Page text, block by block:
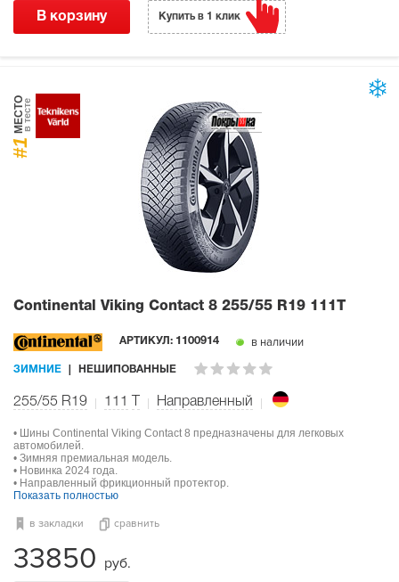
В корзину Купить в 1 клик
#1
МЕСТОв тесте
Continental Viking Contact 8 255/55 R19 111T
АРТИКУЛ: 1100914 в наличии
ЗИМНИЕ НЕШИПОВАННЫЕ
255/55 R19 111 Направленный
• Шины Continental Viking Contact 8 предназначены для легковых
автомобилей.
• Зимняя премиальная модель.
• Новинка 2024 года.
• Направленный фрикционный протектор.
Показать полностью
в закладки сравнить
33850 руб.